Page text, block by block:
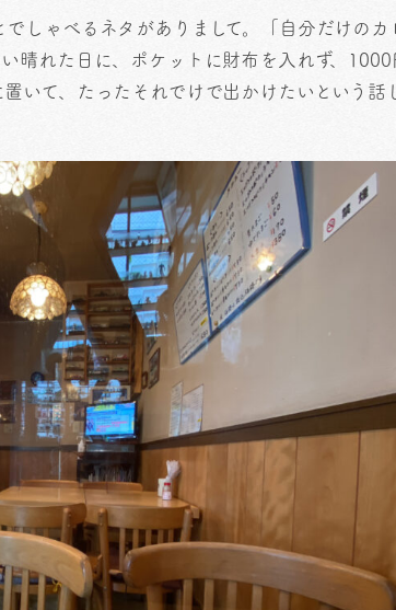
しゃべるネタがありまして。「自分だけのカ
晴れた日に、ポケットに財布を入れず、1000
いて、たったそれでけで出かけたいという話